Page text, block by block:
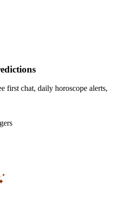
first chat, daily horoscope alerts,